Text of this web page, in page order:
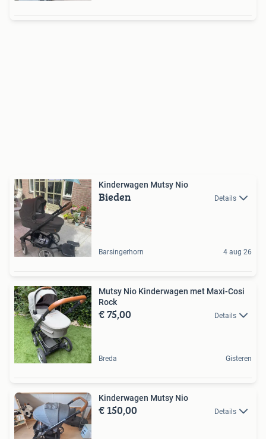
Kinderwagen Mutsy Nio
Bieden Details
Barsingerhorn 4 aug 26
Mutsy Nio Kinderwagen met Maxi-Cosi
Rock
€ 75,00 Details
Breda Gisteren
Kinderwagen Mutsy Nio
€ 150,00 Details